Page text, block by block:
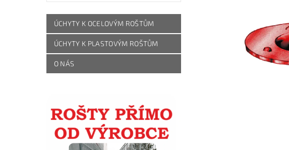
ÚCHYTY K OCELOVÝM ROŠTŮM
ÚCHYTY K PLASTOVÝM ROŠTŮM
O NÁS